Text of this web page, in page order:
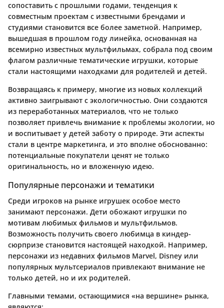
сопоставить с прошлыми годами, тенденция к
совместным проектам с известными брендами и
студиями становится все более заметной. Например,
вышедшая в прошлом году линейка, основанная на
всемирно известных мультфильмах, собрала под своим
флагом различные тематические игрушки, которые
стали настоящими находками для родителей и детей.
Возвращаясь к примеру, многие из новых коллекций
активно заигрывают с экологичностью. Они создаются
из переработанных материалов, что не только
позволяет привлечь внимание к проблемы экологии, но
и воспитывает у детей заботу о природе. Эти аспекты
стали в центре маркетинга, и это вполне обоснованно:
потенциальные покупатели ценят не только
оригинальность, но и вложенную идею.
Популярные персонажи и тематики
Среди игроков на рынке игрушек особое место
занимают персонажи. Дети обожают игрушки по
мотивам любимых фильмов и мультфильмов.
Возможность получить своего любимца в киндер-
сюрпризе становится настоящей находкой. Например,
персонажи из недавних фильмов Marvel, Disney или
популярных мультсериалов привлекают внимание не
только детей, но и их родителей.
Главными темами, остающимися «на вершине» рынка,